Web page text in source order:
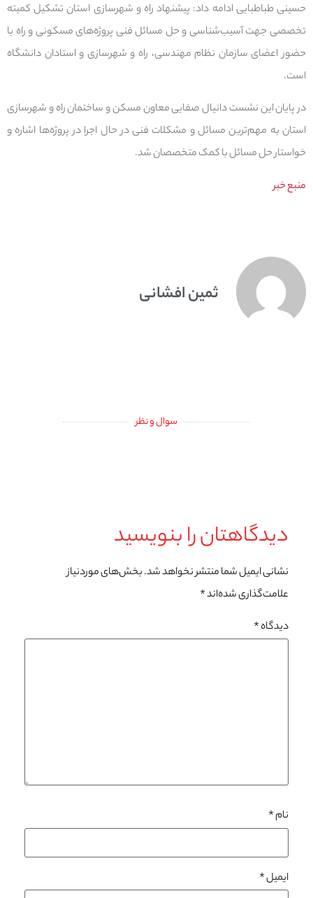
حسینی طباطبایی ادامه داد: پیشنهاد راه و شهرسازی استان تشکیل کمیته
تخصصی جهت آسیب‌شناسی و حل مسائل فنی پروژه‌های مسکونی و راه با
حضور اعضای سازمان نظام مهندسی، راه و شهرسازی و استادان دانشگاه
است.
در پایان این نشست دانیال صفایی معاون مسکن و ساختمان راه و شهرسازی
استان به مهم‌ترین مسائل و مشکلات فنی در حال اجرا در پروژه‌ها اشاره و
خواستار حل مسائل با کمک متخصصان شد.
منبع خبر
ثمین افشانی
سوال و نظر
دیدگاهتان را بنویسید
نشانی ایمیل شما منتشر نخواهد شد.بخش‌های موردنیاز
علامت‌گذاری شده‌اند*
دیدگاه*
نام*
ایمیل*